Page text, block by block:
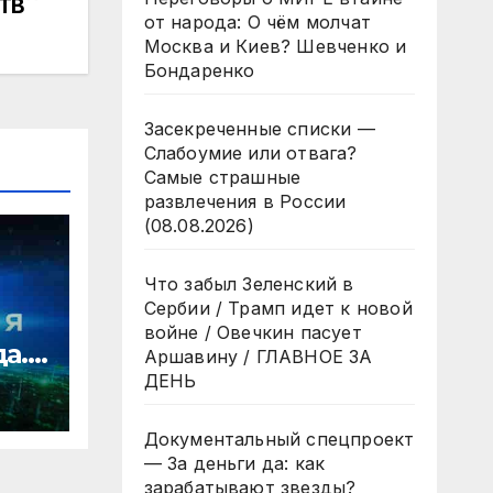
от народа: О чём молчат
Москва и Киев? Шевченко и
Бондаренко
Засекреченные списки —
Слабоумие или отвага?
Самые страшные
развлечения в России
(08.08.2026)
Что забыл Зеленский в
Сербии / Трамп идет к новой
войне / Овечкин пасует
Аршавину / ГЛАВНОЕ ЗА
ДЕНЬ
Документальный спецпроект
— За деньги да: как
зарабатывают звезды?